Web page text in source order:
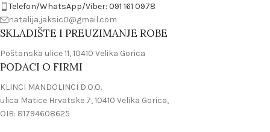
Telefon/WhatsApp/Viber: 091 161 0978
natalija.jaksic0@gmail.com
SKLADIŠTE I PREUZIMANJE ROBE
Poštanska ulice 11, 10410 Velika Gorica
PODACI O FIRMI
KLINCI MANDOLINCI D.O.O.
ulica Matice Hrvatske 7, 10410 Velika Gorica,
OIB: 81794608625